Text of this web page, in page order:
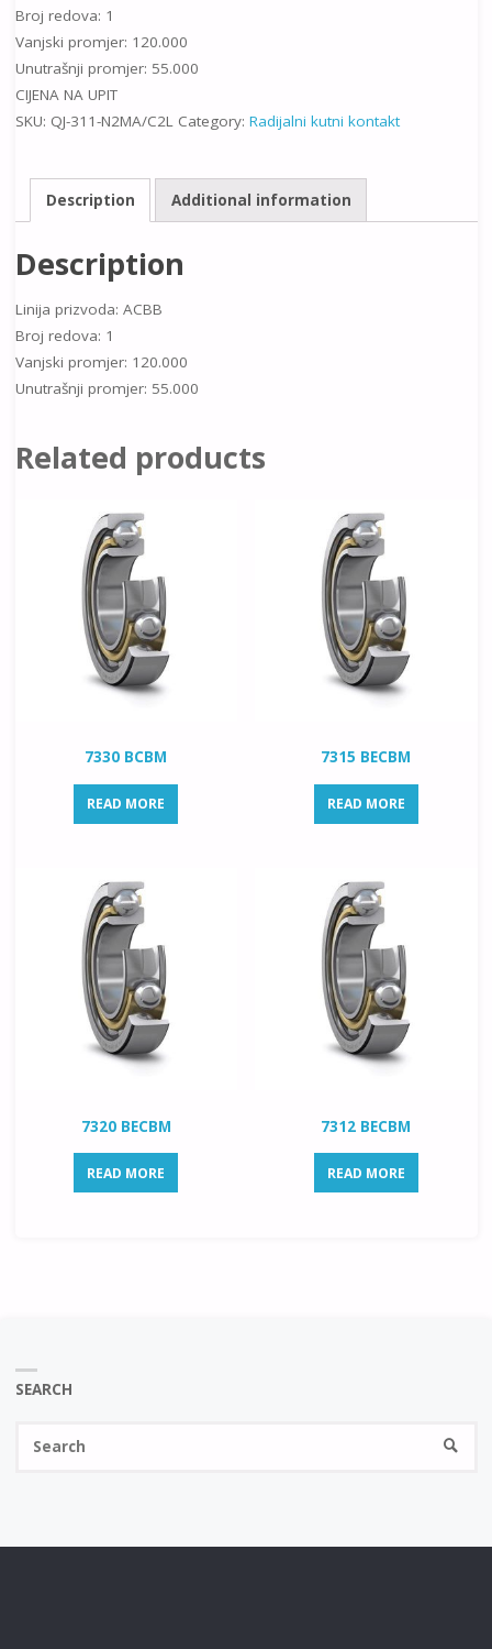
Broj redova: 1
Vanjski promjer: 120.000
Unutrašnji promjer: 55.000
CIJENA NA UPIT
SKU: QJ-311-N2MA/C2L Category: Radijalni kutni kontakt
Description Additional information
Description
Linija prizvoda: ACBB
Broj redova: 1
Vanjski promjer: 120.000
Unutrašnji promjer: 55.000
Related products
7330 BCBM
READ MORE
7315 BECBM
READ MORE
7320 BECBM
READ MORE
7312 BECBM
READ MORE
SEARCH